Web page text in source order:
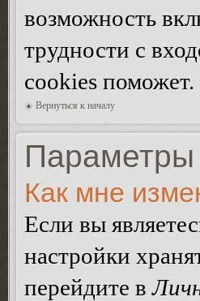
возможность
трудности с
cookies поможет.
Вернуться к началу
Параметры
Как мне
Если вы
настройки
перейдите в